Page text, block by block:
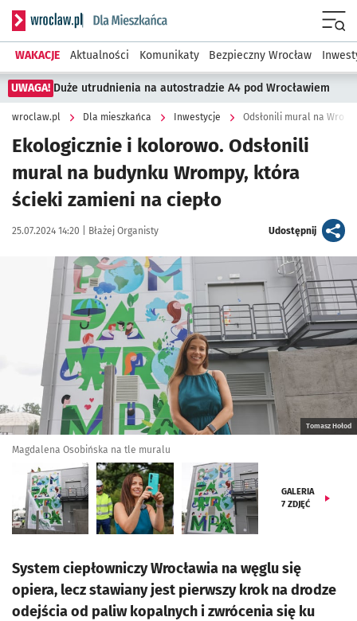
Serwis informacyjny wroclaw.pl podserwis: Dla mieszkańca
WAKACJE Aktualności Komunikaty Bezpieczny Wrocław
UWAGA! Duże utrudnienia na autostradzie A4 pod Wrocławiem
wroclaw.pl Dla mieszkańca Inwestycje Odsłonili mural na
Ekologicznie i kolorowo. Odsłonili
mural na budynku Wrompy, która
ścieki zamieni na ciepło
Data publikacji:
25.07.2024 14:20 | Autor:
Błażej Organisty Udostępnijartykuł
Kliknij, aby zobaczyć galerię
Tomasz Hołod
Magdalena Osobińska na tle muralu
GALERIA
7 ZDJĘĆ
System ciepłowniczy Wrocławia na węglu się
opiera, lecz stawiany jest pierwszy krok na drodze
odejścia od paliw kopalnych i zwrócenia się ku